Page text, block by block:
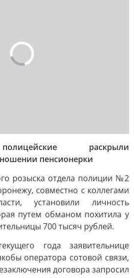
раскрыли
пенсионерки
розыска отдела полиции №2
совместно с коллегами
установили личность
путем обманом похитила у
700 тысяч рублей.
года заявительнице
оператора сотовой связи,
договора запросил